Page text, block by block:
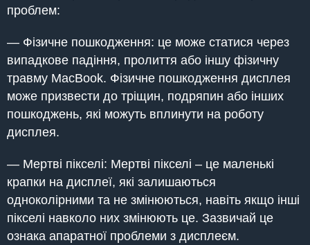
проблем:
— Фізичне пошкодження: це може статися через
випадкове падіння, пролиття або іншу фізичну
травму MacBook. Фізичне пошкодження дисплея
може призвести до тріщин, подряпин або інших
пошкоджень, які можуть вплинути на роботу
дисплея.
— Мертві пікселі: Мертві пікселі – це маленькі
крапки на дисплеї, які залишаються
одноколірними та не змінюються, навіть якщо інші
пікселі навколо них змінюють це. Зазвичай це
ознака апаратної проблеми з дисплеєм.